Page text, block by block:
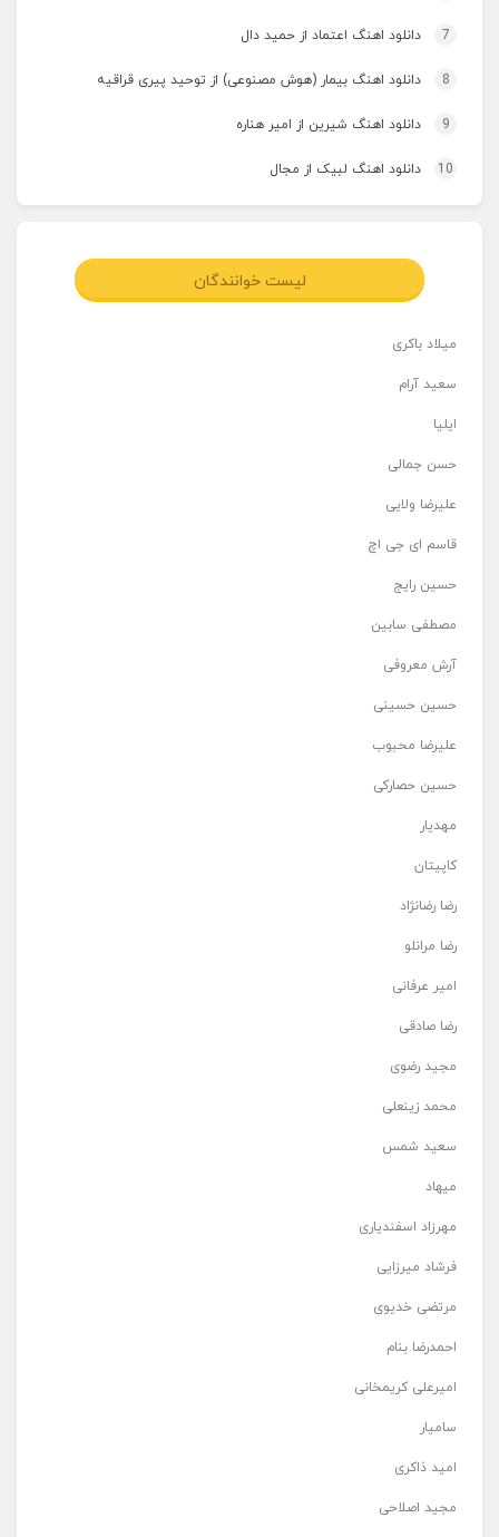
7 دانلود اهنگ اعتماد از حمید دال
8 دانلود اهنگ بیمار (هوش مصنوعی) از توحید پیری قراقیه
9 دانلود اهنگ شیرین از امیر هناره
10 دانلود اهنگ لبیک از مجال
لیست خوانندگان
میلاد باکری
سعید آرام
ایلیا
حسن جمالی
علیرضا ولایی
قاسم ای جی اچ
حسین رایج
مصطفی سابین
آرش معروفی
حسین حسینی
علیرضا محبوب
حسین حصارکی
مهدیار
کاپیتان
رضا رضانژاد
رضا مرانلو
امیر عرفانی
رضا صادقی
مجید رضوی
محمد زینعلی
سعید شمس
میهاد
مهرزاد اسفندیاری
فرشاد میرزایی
مرتضی خدیوی
احمدرضا بنام
امیرعلی کریمخانی
سامیار
امید ذاکری
مجید اصلاحی